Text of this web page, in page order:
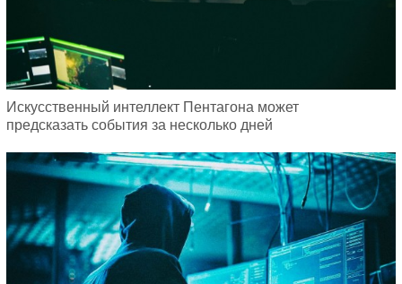
Искусственный интеллект Пентагона может
предсказать события за несколько дней